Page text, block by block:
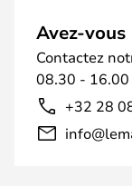
Avez-vous
Contactez
08.30 - 16.00
+32 28